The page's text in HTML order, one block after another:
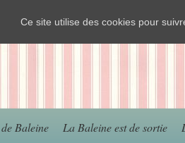
Baleine La Baleine est de sortie
Ce site utilise des cookies pour